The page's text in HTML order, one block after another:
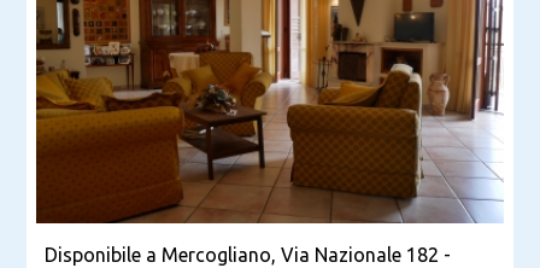
Disponibile a Mercogliano, Via Nazionale 182 -